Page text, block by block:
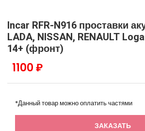
Incar RFR-N916 проставки
LADA, NISSAN, RENAULT
14+ (фронт)
1100 ₽
*Данный товар можно оплатить частями
ЗАКАЗАТЬ